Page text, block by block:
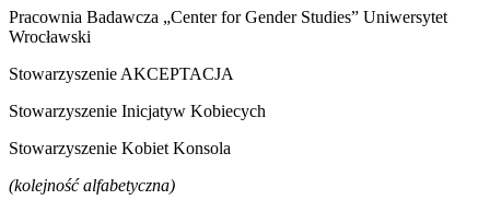
Pracownia Badawcza „Center for Gender Studies” Uniwersytet
Wrocławski
Stowarzyszenie AKCEPTACJA
Stowarzyszenie Inicjatyw Kobiecych
Stowarzyszenie Kobiet Konsola
(kolejność alfabetyczna)